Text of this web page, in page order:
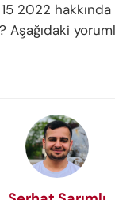
2022 hakkında
Aşağıdaki